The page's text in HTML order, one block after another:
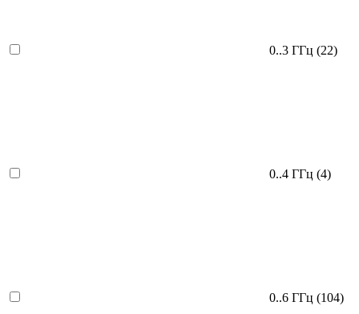
0..3 ГГц (22)
0..4 ГГц (4)
0..6 ГГц (104)